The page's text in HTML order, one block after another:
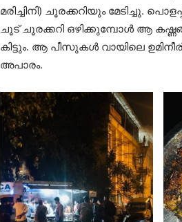
മരിച്ചിനി) ചൂരക്കറിയും മേടിച്ചു.
ചൂട് ചൂരക്കറി ഒഴിക്കുമ്പോൾ ആ
കിട്ടും. ആ പീസുകൾ വായിലെ
അപാരം.